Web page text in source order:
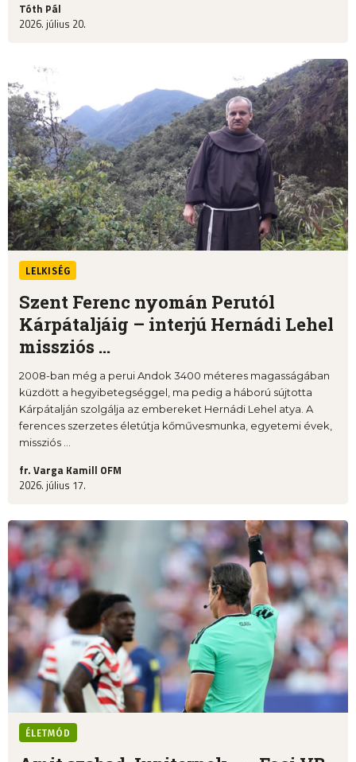
Tóth Pál
2026. július 20.
LELKISÉG
Szent Ferenc nyomán Perutól
Kárpátaljáig – interjú Hernádi Lehel
missziós ...
2008-ban még a perui Andok 3400 méteres magasságában
küzdött a hegyibetegséggel, ma pedig a háború sújtotta
Kárpátalján szolgálja az embereket Hernádi Lehel atya. A
ferences szerzetes életútja kőművesmunka, egyetemi évek,
missziós ...
fr. Varga Kamill OFM
2026. július 17.
ÉLETMÓD